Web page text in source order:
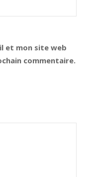
et mon site web
commentaire.